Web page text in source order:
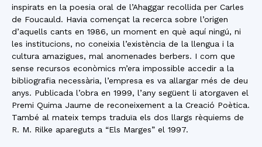
inspirats en la poesia oral de l’Ahaggar recollida per Carles
de Foucauld. Havia començat la recerca sobre l’origen
d’aquells cants en 1986, un moment en què aquí ningú, ni
les institucions, no coneixia l’existència de la llengua i la
cultura amazigues, mal anomenades berbers. I com que
sense recursos econòmics m’era impossible accedir a la
bibliografia necessària, l’empresa es va allargar més de deu
anys. Publicada l’obra en 1999, l’any següent li atorgaven el
Premi Quima Jaume de reconeixement a la Creació Poètica.
També al mateix temps traduïa els dos llargs rèquiems de
R. M. Rilke apareguts a “Els Marges” el 1997.